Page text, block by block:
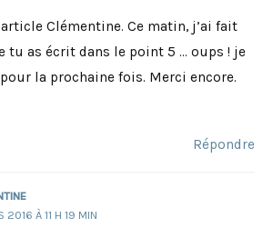
Clémentine. Ce matin, j’ai fait
tu as écrit dans le point 5 … oups ! je
la prochaine fois. Merci encore.
Répondre
2016 À 11 H 19 MIN